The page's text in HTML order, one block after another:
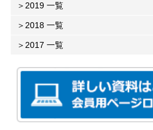
2019 一覧
2018 一覧
2017 一覧